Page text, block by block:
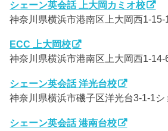
シェーン英会話 上大岡カミオ校
神奈川県横浜市港南区上大岡西1-
ECC 上大岡校
神奈川県横浜市港南区上大岡西1-
シェーン英会話 洋光台校
神奈川県横浜市磯子区洋光台3-1-1
シェーン英会話 港南台校